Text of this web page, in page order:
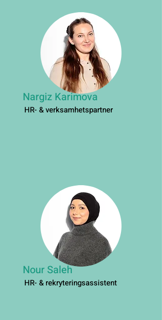
Nargiz Karimova
HR- & verksamhetspartner
Nour Saleh
HR- & rekryteringsassistent